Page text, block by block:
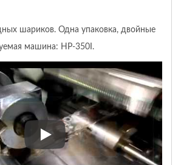
шариков. Одна упаковка, двойные
машина: HP-350I.
Упаковка шоколадных